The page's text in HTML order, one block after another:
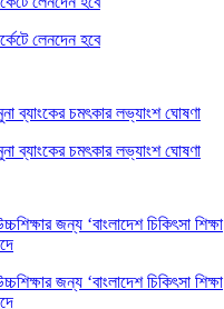
লেনদেন হবে
ব্যাংকের চমৎকার লভ্যাংশ ঘোষণা
ব্যাংকের চমৎকার লভ্যাংশ ঘোষণা
জন্য ‘বাংলাদেশ চিকিৎসা শিক্ষা
জন্য ‘বাংলাদেশ চিকিৎসা শিক্ষা